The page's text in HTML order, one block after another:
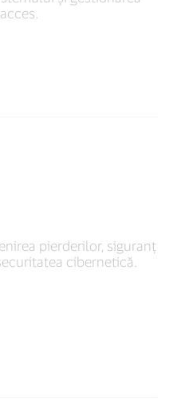
pierderilor, siguranța
cibernetică.